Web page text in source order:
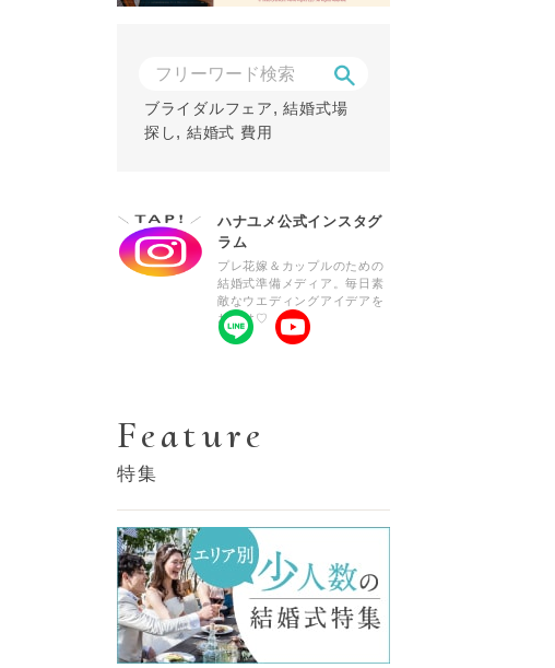
ブライダルフェア,結婚式場
探し, 結婚式 費用
ハナユメ公式インスタグ
ラム
プレ花嫁＆カップルのための
結婚式準備メディア。毎日素
敵なウエディングアイデアを
お届け♡
Feature
特集